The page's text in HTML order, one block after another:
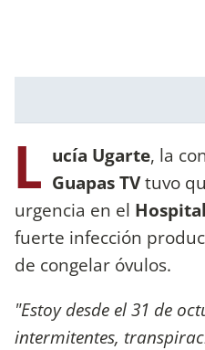
L ucía Ugarte, la
Guapas TVtuvo
urgencia en el
fuerte infección
de congelar óvulos.
"Estoy desde el 31 de
intermitentes,